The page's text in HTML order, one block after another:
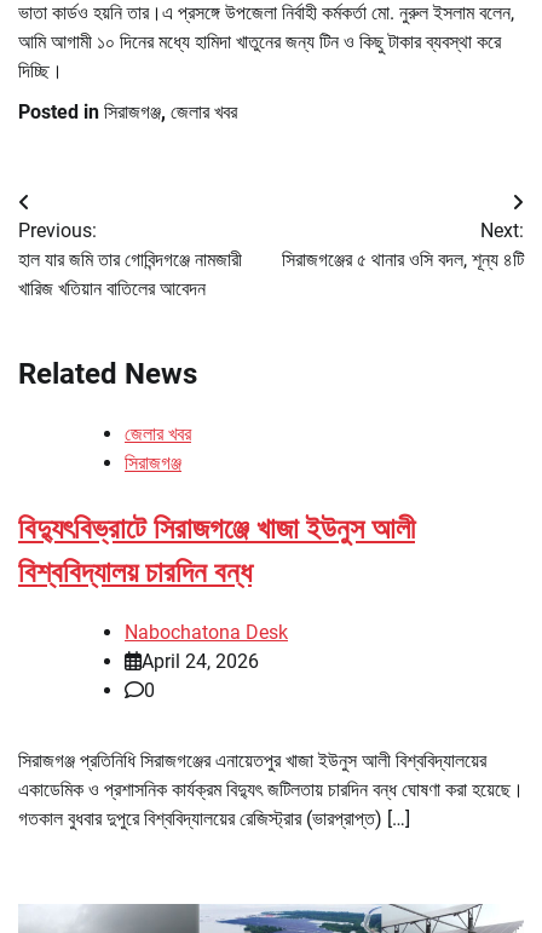
ভাতা কার্ডও হয়নি তার।এ প্রসঙ্গে উপজেলা নির্বাহী কর্মকর্তা মো. নুরুল ইসলাম বলেন,
আমি আগামী ১০ দিনের মধ্যে হামিদা খাতুনের জন্য টিন ও কিছু টাকার ব্যবস্থা করে
দিচ্ছি।
Posted in সিরাজগঞ্জ, জেলার খবর
Post
navigation
Previous:
হাল যার জমি তার গোবিন্দগঞ্জে নামজারী
খারিজ খতিয়ান বাতিলের আবেদন
Next:
সিরাজগঞ্জের ৫ থানার ওসি বদল, শূন্য ৪টি
Related News
জেলার খবর
সিরাজগঞ্জ
বিদ্যুৎবিভ্রাটে সিরাজগঞ্জে খাজা ইউনুস আলী
বিশ্ববিদ্যালয় চারদিন বন্ধ
Nabochatona Desk
April 24, 2026
0
সিরাজগঞ্জ প্রতিনিধি সিরাজগঞ্জের এনায়েতপুর খাজা ইউনুস আলী বিশ্ববিদ্যালয়ের
একাডেমিক ও প্রশাসনিক কার্যক্রম বিদ্যুৎ জটিলতায় চারদিন বন্ধ ঘোষণা করা হয়েছে।
গতকাল বুধবার দুপুরে বিশ্ববিদ্যালয়ের রেজিস্ট্রার (ভারপ্রাপ্ত) […]